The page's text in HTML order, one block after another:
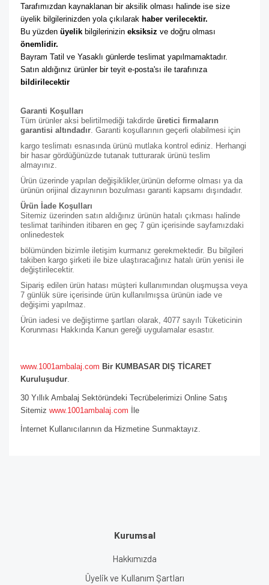
Tarafımızdan kaynaklanan bir aksilik olması halinde ise size
üyelik bilgilerinizden yola çıkılarak haber verilecektir.
Bu yüzden üyelik bilgilerinizin eksiksiz
önemlidir.
Bayram Tatil ve Yasaklı günlerde teslimat yapılmamaktadır.
Satın aldığınız ürünler bir teyit e-posta'sı ile tarafınıza
bildirilecektir
Garanti Koşulları
Tüm ürünler aksi belirtilmediği takdirde üretici firmaların
garantisi altındadır. Garanti koşullarının geçerli olabilmesi için
kargo teslimatı esnasında ürünü mutlaka kontrol ediniz. Herhangi
bir hasar gördüğünüzde tutanak tutturarak ürünü teslim
almayınız.
Ürün üzerinde yapılan değişiklikler,ürünün deforme olması ya da
ürünün orijinal dizaynının bozulması garanti kapsamı dışındadır.
Ürün İade Koşulları
Sitemiz üzerinden satın aldığınız ürünün hatalı çıkması halinde
teslimat tarihinden itibaren en geç 7 gün içerisinde sayfamızdaki
onlinedestek
bölümünden bizimle iletişim kurmanız gerekmektedir. Bu bilgileri
takiben kargo şirketi ile bize ulaştıracağınız hatalı ürün yenisi ile
değiştirilecektir.
Sipariş edilen ürün hatası müşteri kullanımından oluşmuşsa veya
7 günlük süre içerisinde ürün kullanılmışsa ürünün iade ve
değişimi yapılmaz.
Ürün iadesi ve değiştirme şartları olarak, 4077 sayılı Tüketicinin
Korunması Hakkında Kanun gereği uygulamalar esastır.
www.1001ambalaj.com Bir KUMBASAR DIŞ TİCARET
Kuruluşudur.
30 Yıllık Ambalaj Sektöründeki Tecrübelerimizi Online Satış
Sitemiz www.1001ambalaj.com İle
İnternet Kullanıcılarının da Hizmetine Sunmaktayız.
Kurumsal
Hakkımızda
Üyelik ve Kullanım Şartları